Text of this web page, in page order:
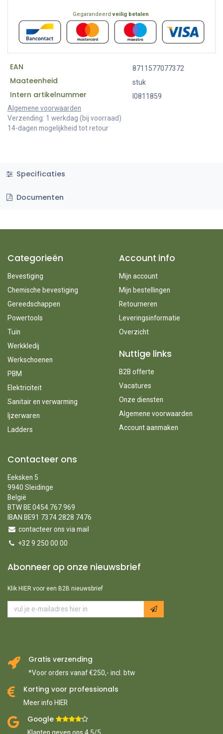
Gegarandeerdveilig betalen
EAN 8711577077372
Maateenheid stuk
Intern artikelnummer
I0811859
Algemene voorwaarden
Verzending: 1 werkdag (bij voorraad)
14-dagen mogelijkheid tot retour
Specificaties
Documenten
Categorieën
Bevestiging
Chemische bevestiging
Gereedschappen
Powertools
Tuin
Werkkledij
Werkschoenen
PBM
Elektriciteit
Sanitair en verwarming
Ijzerwaren
Ladders
Account info
Mijn account
Mijn bestellingen
Retourneren
Leveringsinformatie
Overzicht
Nuttige links
B2B offerte
Vacatures
Onze diensten
Algemene voorwaarden
Account aanmaken
Contacteer ons
Eeksken 5
9940 Sleidinge
België
BTW BE 0454.767.969
IBAN BE91 7374 2828 7476
contacteer ons via mail
+32 9 250 00 00
Abonneer op onze nieuwsbrief
Klik HIER voor een B2B nieuwsbrief
Gratis verzending
*Voor orders vanaf €250,- incl. btw
Korting voor professionals
Meer info HIER
Google ​